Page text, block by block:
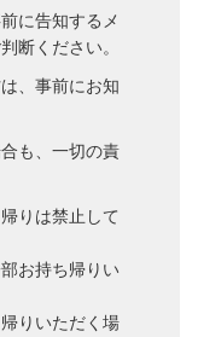
に告知するメ
断ください。
、事前にお知
も、一切の責
りは禁止して
お持ち帰りい
りいただく場